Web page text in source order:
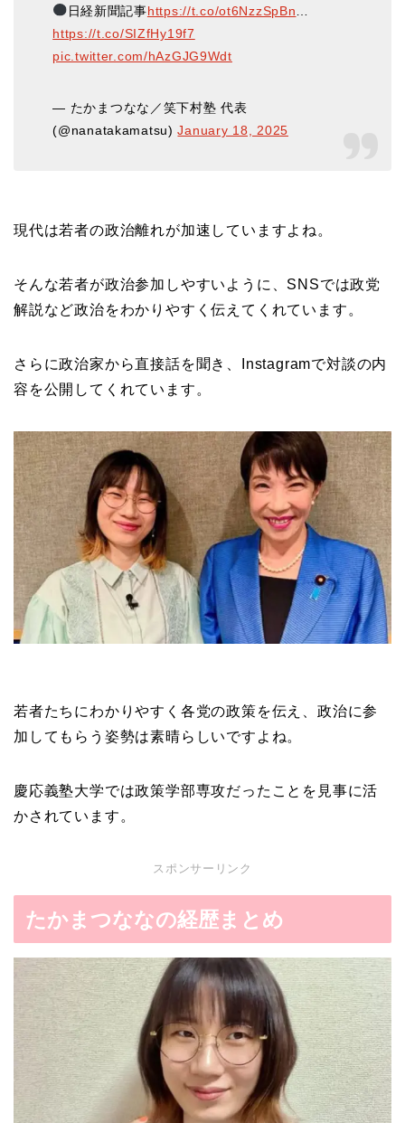
日経新聞記事https://t.co/ot6NzzSpBn
https://t.co/SIZfHy19f7
pic.twitter.com/hAzGJG9Wdt
— たかまつなな／笑下村塾 代表
(@nanatakamatsu)January 18, 2025
現代は若者の政治離れが加速していますよね。
そんな若者が政治参加しやすいように、SNSでは政党
解説など政治をわかりやすく伝えてくれています。
さらに政治家から直接話を聞き、Instagramで対談の内
容を公開してくれています。
若者たちにわかりやすく各党の政策を伝え、政治に参
加してもらう姿勢は素晴らしいですよね。
慶応義塾大学では政策学部専攻だったことを見事に活
かされています。
スポンサーリンク
たかまつななの経歴まとめ